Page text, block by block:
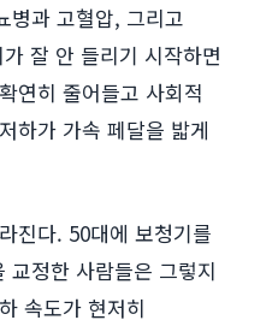
병과 고혈압, 그리고
잘 안 들리기 시작하면
연히 줄어들고 사회적
하가 가속 페달을 밟게
진다. 50대에 보청기를
교정한 사람들은 그렇지
속도가 현저히